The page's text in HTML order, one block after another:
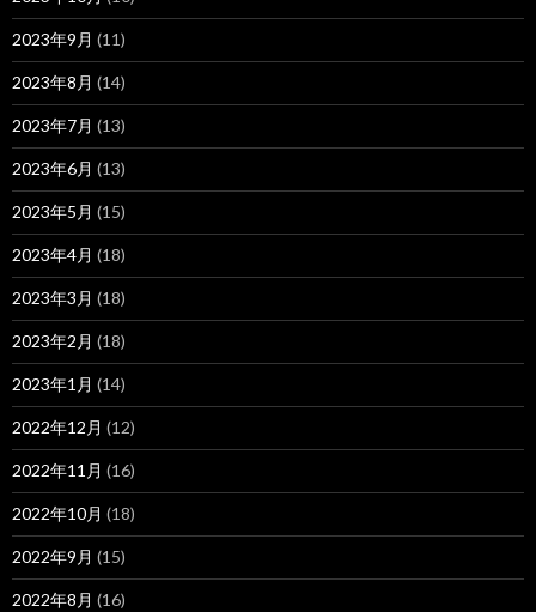
2023年9月 (11)
2023年8月 (14)
2023年7月 (13)
2023年6月 (13)
2023年5月 (15)
2023年4月 (18)
2023年3月 (18)
2023年2月 (18)
2023年1月 (14)
2022年12月 (12)
2022年11月 (16)
2022年10月 (18)
2022年9月 (15)
2022年8月 (16)